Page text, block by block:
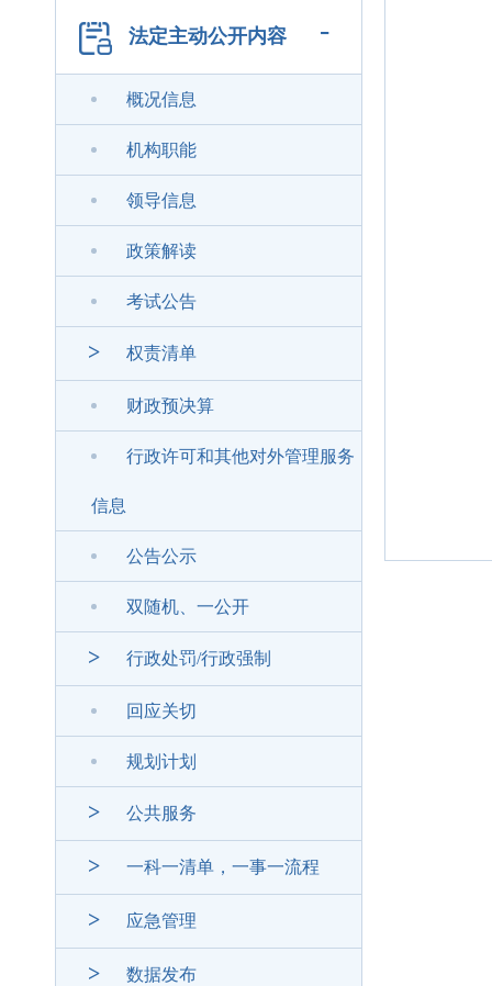
法定主动公开内容 -
概况信息
机构职能
领导信息
政策解读
考试公告
> 权责清单
财政预决算
行政许可和其他对外管理服务
信息
公告公示
双随机、一公开
> 行政处罚/行政强制
回应关切
规划计划
> 公共服务
> 一科一清单，一事一流程
> 应急管理
> 数据发布